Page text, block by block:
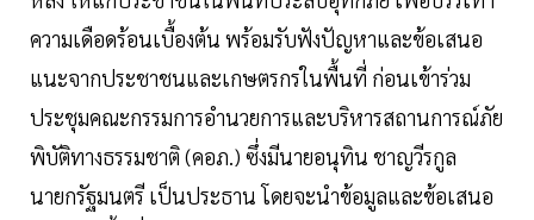
ความเดือดร้อนเบื้องต้น พร้อมรับฟังปัญหาและข้อเสนอ
แนะจากประชาชนและเกษตรกรในพื้นที่ ก่อนเข้าร่วม
ประชุมคณะกรรมการอำนวยการและบริหารสถานการณ์ภัย
พิบัติทางธรรมชาติ (คอภ.) ซึ่งมีนายอนุทิน ชาญวีรกูล
นายกรัฐมนตรี เป็นประธาน โดยจะนำข้อมูลและข้อเสนอ